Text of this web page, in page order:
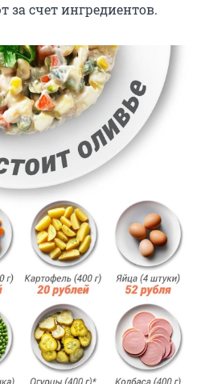
за счет ингредиентов.